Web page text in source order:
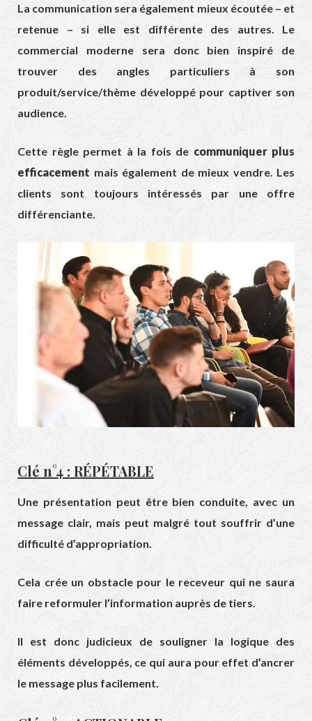
La communication sera également mieux écoutée – et
retenue – si elle est différente des autres. Le
commercial moderne sera donc bien inspiré de
trouver des angles particuliers à son
produit/service/thème développé pour captiver son
audience.
Cette règle permet à la fois de communiquer plus
efficacement mais également de mieux vendre. Les
clients sont toujours intéressés par une offre
différenciante.
Clé n°4 : RÉPÉTABLE
Une présentation peut être bien conduite, avec un
message clair, mais peut malgré tout souffrir d’une
difficulté d’appropriation.
Cela crée un obstacle pour le receveur qui ne saura
faire reformuler l’information auprès de tiers.
Il est donc judicieux de souligner la logique des
éléments développés, ce qui aura pour effet d’ancrer
le message plus facilement.